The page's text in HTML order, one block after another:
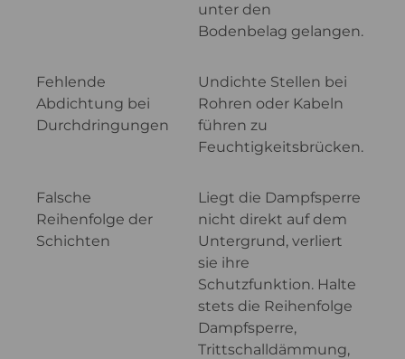
unter den
Bodenbelag gelangen.
Fehlende
Abdichtung bei
Durchdringungen
Undichte Stellen bei
Rohren oder Kabeln
führen zu
Feuchtigkeitsbrücken.
Falsche
Reihenfolge der
Schichten
Liegt die Dampfsperre
nicht direkt auf dem
Untergrund, verliert
sie ihre
Schutzfunktion. Halte
stets die Reihenfolge
Dampfsperre,
Trittschalldämmung,